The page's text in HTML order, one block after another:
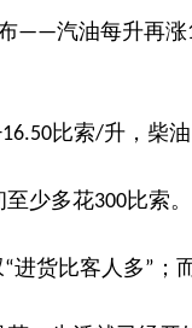
——汽油每升再涨
比索/升，柴油
至少多花300比索。
“进货比客人多” ；